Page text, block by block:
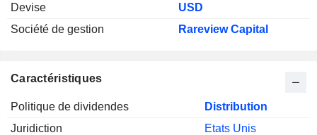
Devise
USD
Société de gestion
Rareview Capital
Caractéristiques
Politique de dividendes
Distribution
Juridiction
Etats Unis